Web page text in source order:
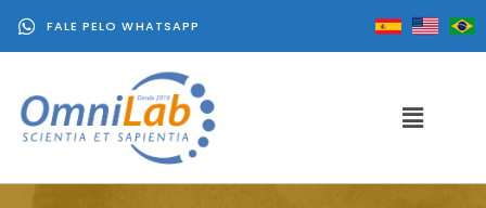
FALE PELO WHATSAPP